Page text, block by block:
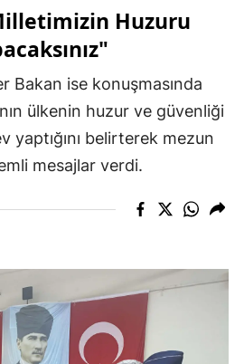
Huzuru
Bakan ise konuşmasında
ülkenin huzur ve güvenliği
yaptığını belirterek mezun
mesajlar verdi.